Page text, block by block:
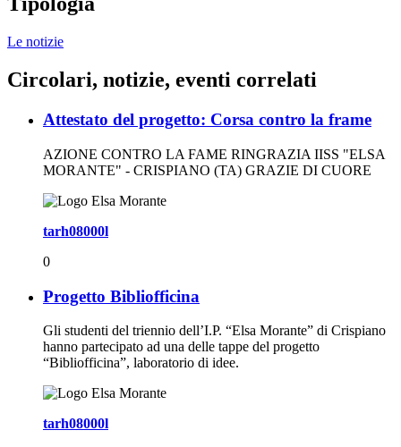
Le notizie
Circolari, notizie, eventi correlati
Attestato del progetto: Corsa contro la frame
AZIONE CONTRO LA FAME RINGRAZIA IISS "ELSA
MORANTE" - CRISPIANO (TA) GRAZIE DI CUORE
tarh08000l
0
Progetto Bibliofficina
Gli studenti del triennio dell’I.P. “Elsa Morante” di Crispiano
hanno partecipato ad una delle tappe del progetto
“Bibliofficina”, laboratorio di idee.
tarh08000l